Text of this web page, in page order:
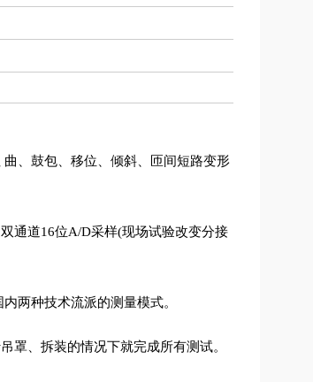
曲、鼓包、移位、倾斜、匝间短路变形
通道16位A/D采样(现场试验改变分接
两种技术流派的测量模式。
罩、拆装的情况下就完成所有测试。